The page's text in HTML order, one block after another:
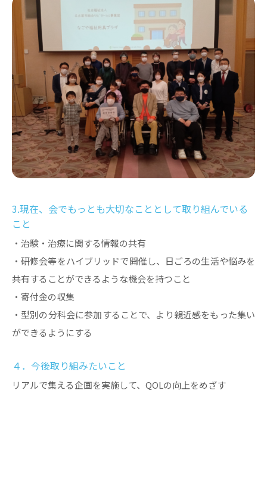
3.現在、会でもっとも大切なこととして取り組んでいる
こと
・治験・治療に関する情報の共有
・研修会等をハイブリッドで開催し、日ごろの生活や悩みを
共有することができるような機会を持つこと
・寄付金の収集
・型別の分科会に参加することで、より親近感をもった集い
ができるようにする
４．今後取り組みたいこと
リアルで集える企画を実施して、QOLの向上をめざす